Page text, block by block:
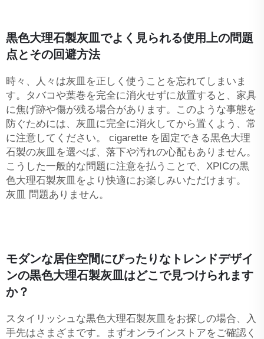
黒色大理石製灰皿でよく見られる使用上の問題
点とその回避方法
時々、人々は灰皿を正しく使うことを忘れてしまいま
す。タバコや葉巻を完全に消火せずに放置すると、家具
に焦げ跡や傷が残る場合があります。このような事態を
防ぐためには、灰皿に完全に消火してから置くよう、常
に注意してください。 cigarette を固定できる黒色大理
石製の灰皿を選べば、落下や汚れの心配もありません。
こうした一般的な問題に注意を払うことで、XPICの黒
色大理石製灰皿をより快適にお楽しみいただけます。
灰皿 問題ありません。
モダンな居住空間にぴったりなトレンドデザイ
ンの黒色大理石製灰皿はどこで見つけられます
か？
スタイリッシュな黒色大理石製灰皿をお探しの場合、入
手先はさまざまです。まずオンラインストアをご確認く